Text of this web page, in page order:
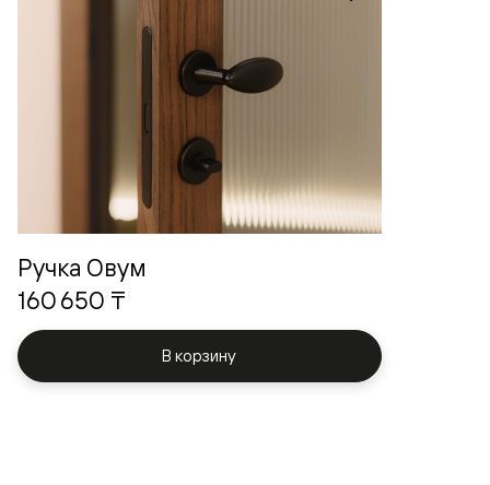
Ручка Овум
160 650 ₸
В корзину